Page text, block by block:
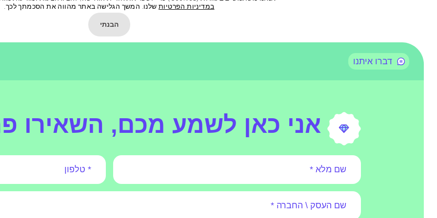
במדיניות הפרטיותשלנו. המשך הגלישה באתר מהווה את הסכמתך לכך.
הבנתי
דברו איתנו
אני כאן לשמע מכם, השאירו